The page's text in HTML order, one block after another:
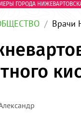
ГОРОДА
Врачи